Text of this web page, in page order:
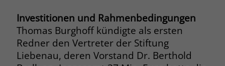
Investitionen und Rahmenbedingungen
Thomas Burghoff kündigte als ersten
Redner den Vertreter der Stiftung
Liebenau, deren Vorstand Dr. Berthold
support Cloudflare Bot Management.
Name JSessionID
Enthält eine zufallsgenerierte User-ID.
Name _gcl_aw